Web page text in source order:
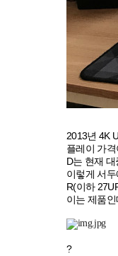
2013년 4K
플레이 가
D는 현재
이렇게 서
R(이하
이는 제품
?